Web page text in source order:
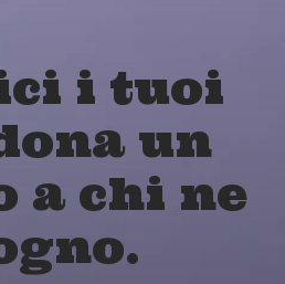
i tuoi
un
a chi ne